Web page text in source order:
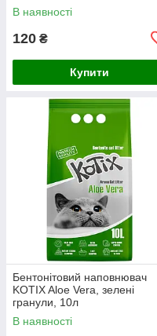
В наявності
120 ₴
Купити
Бентонітовий наповнювач
KOTIX Aloe Vera, зелені
гранули, 10л
В наявності